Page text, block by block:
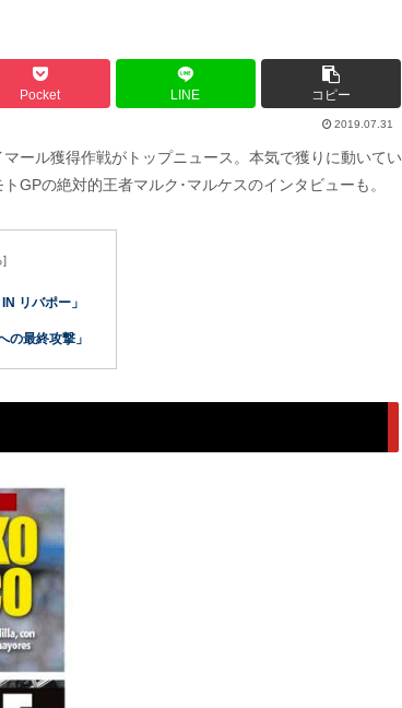
Pocket LINE コピー
2019.07.31
ール獲得作戦がトップニュース。本気で獲りに動いてい
GPの絶対的王者マルク･マルケスのインタビューも。
リバポー」
の最終攻撃」